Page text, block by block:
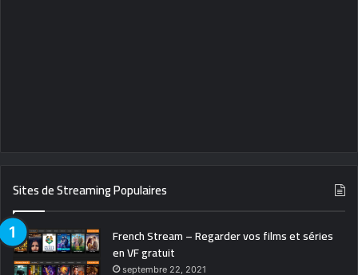
Sites de Streaming Populaires
French Stream – Regarder vos films et séries
en VF gratuit
septembre 22, 2021